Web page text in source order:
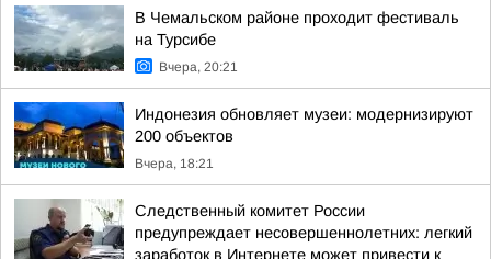
В Чемальском районе проходит фестиваль
на Турсибе
Вчера, 20:21
Индонезия обновляет музеи: модернизируют
200 объектов
Вчера, 18:21
Следственный комитет России
предупреждает несовершеннолетних: легкий
заработок в Интернете может привести к